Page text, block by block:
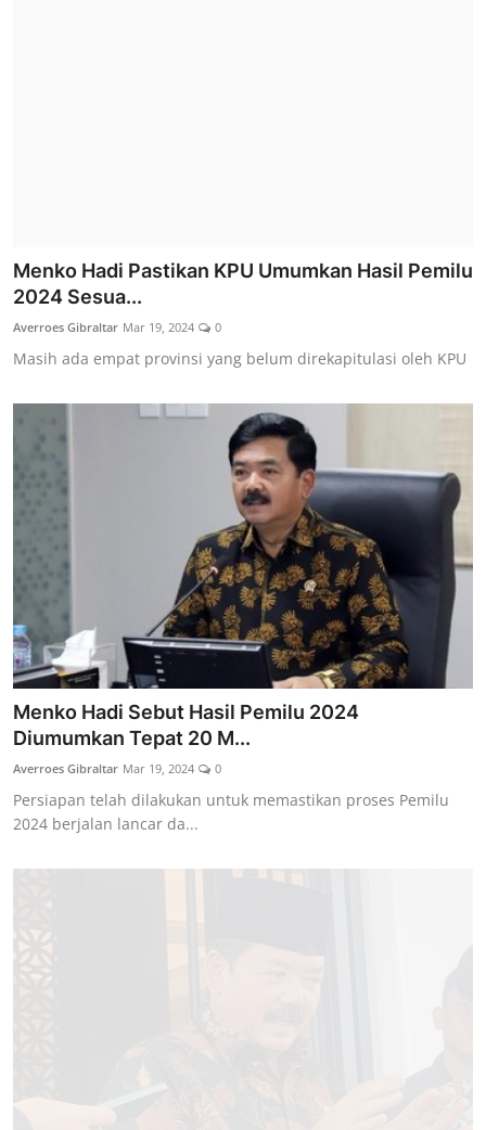
Menko Hadi Pastikan KPU Umumkan Hasil Pemilu
2024 Sesua...
Averroes Gibraltar Mar 19, 2024 0
Masih ada empat provinsi yang belum direkapitulasi oleh KPU
Menko Hadi Sebut Hasil Pemilu 2024
Diumumkan Tepat 20 M...
Averroes Gibraltar Mar 19, 2024 0
Persiapan telah dilakukan untuk memastikan proses Pemilu
2024 berjalan lancar da...